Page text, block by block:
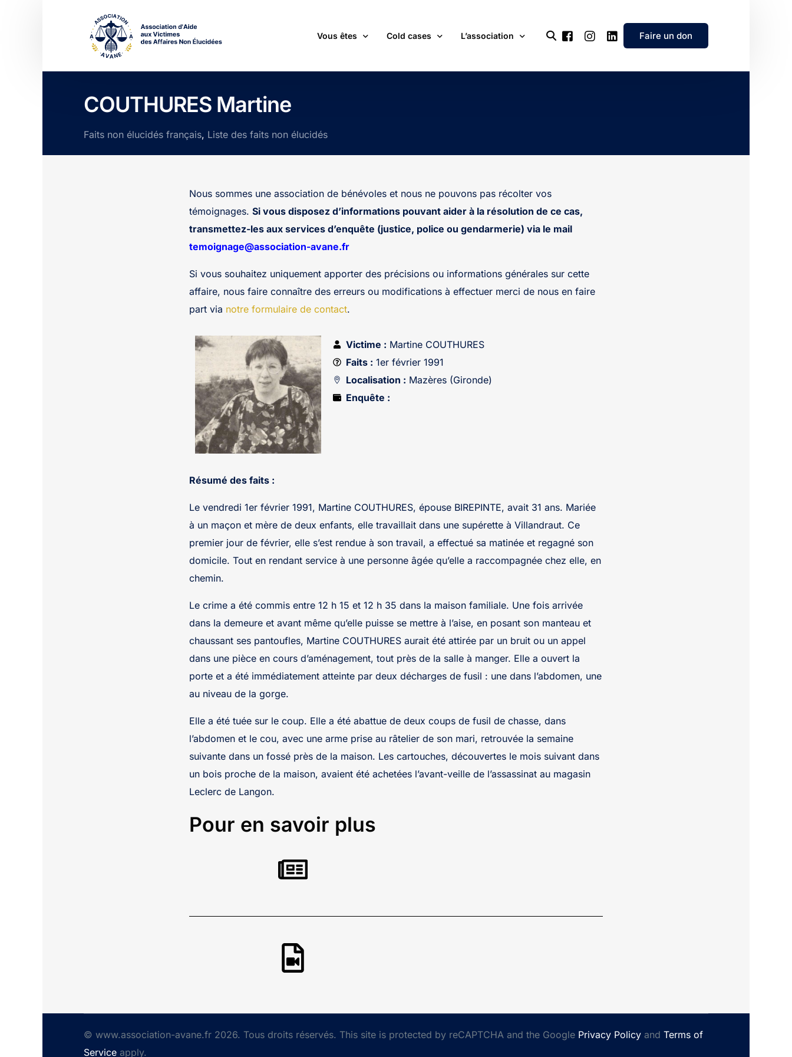
Vous êtes
passionné(e) par les cold cases
un futur adhérent ou bénévole
journaliste
Cold cases L’association
Devenir bénévole
Contact
Faire un don
COUTHURES Martine
Faits non élucidés français, Liste des faits non élucidés
Nous sommes une association de bénévoles et nous ne pouvons pas récolter vos
témoignages. Si vous disposez d’informations pouvant aider à la résolution de ce cas,
transmettez-les aux services d’enquête (justice, police ou gendarmerie) via le mail
temoignage@association-avane.fr
Si vous souhaitez uniquement apporter des précisions ou informations générales sur cette
affaire, nous faire connaître des erreurs ou modifications à effectuer merci de nous en faire
part via notre formulaire de contact.
Victime : Martine COUTHURES
Faits : 1er février 1991
Localisation : Mazères (Gironde)
Enquête :
Résumé des faits :
Le vendredi 1er février 1991, Martine COUTHURES, épouse BIREPINTE, avait 31 ans. Mariée
à un maçon et mère de deux enfants, elle travaillait dans une supérette à Villandraut. Ce
premier jour de février, elle s’est rendue à son travail, a effectué sa matinée et regagné son
domicile. Tout en rendant service à une personne âgée qu’elle a raccompagnée chez elle, en
chemin.
Le crime a été commis entre 12 h 15 et 12 h 35 dans la maison familiale. Une fois arrivée
dans la demeure et avant même qu’elle puisse se mettre à l’aise, en posant son manteau et
chaussant ses pantoufles, Martine COUTHURES aurait été attirée par un bruit ou un appel
dans une pièce en cours d’aménagement, tout près de la salle à manger. Elle a ouvert la
porte et a été immédiatement atteinte par deux décharges de fusil : une dans l’abdomen, une
au niveau de la gorge.
Elle a été tuée sur le coup. Elle a été abattue de deux coups de fusil de chasse, dans
l’abdomen et le cou, avec une arme prise au râtelier de son mari, retrouvée la semaine
suivante dans un fossé près de la maison. Les cartouches, découvertes le mois suivant dans
un bois proche de la maison, avaient été achetées l’avant-veille de l’assassinat au magasin
Leclerc de Langon.
Pour en savoir plus
© www.association-avane.fr 2026. Tous droits réservés. This site is protected by reCAPTCHA and the Google Privacy Policy and Terms of
Service apply.